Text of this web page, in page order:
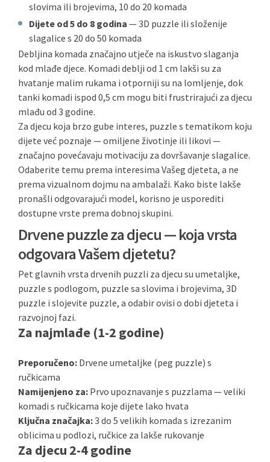
slovima ili brojevima, 10 do 20 komada
Dijete od 5 do 8 godina — 3D puzzle ili složenije
slagalice s 20 do 50 komada
Debljina komada značajno utječe na iskustvo slaganja
kod mlađe djece. Komadi deblji od 1 cm lakši su za
hvatanje malim rukama i otporniji su na lomljenje, dok
tanki komadi ispod 0,5 cm mogu biti frustrirajući za djecu
mlađu od 3 godine.
Za djecu koja brzo gube interes, puzzle s tematikom koju
dijete već poznaje — omiljene životinje ili likovi —
značajno povećavaju motivaciju za dovršavanje slagalice.
Odaberite temu prema interesima Vašeg djeteta, a ne
prema vizualnom dojmu na ambalaži. Kako biste lakše
pronašli odgovarajući model, korisno je usporediti
dostupne vrste prema dobnoj skupini.
Drvene puzzle za djecu — koja vrsta
odgovara Vašem djetetu?
Pet glavnih vrsta drvenih puzzli za djecu su umetaljke,
puzzle s podlogom, puzzle sa slovima i brojevima, 3D
puzzle i slojevite puzzle, a odabir ovisi o dobi djeteta i
razvojnoj fazi.
Za najmlađe (1-2 godine)
Preporučeno: Drvene umetaljke (peg puzzle) s
ručkicama
Namijenjeno za: Prvo upoznavanje s puzzlama — veliki
komadi s ručkicama koje dijete lako hvata
Ključna značajka:3 do 5 velikih komada s izrezanim
oblicima u podlozi, ručkice za lakše rukovanje
Za djecu 2-4 godine